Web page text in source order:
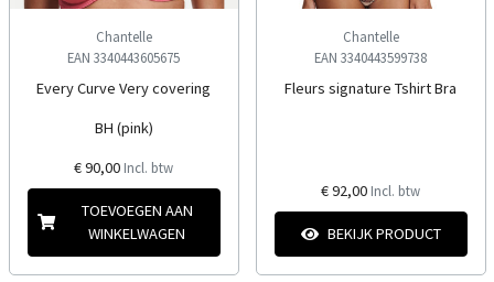
Chantelle
EAN 3340443605675
Every Curve Very covering
BH (pink)
€ 90,00 Incl. btw
TOEVOEGEN AAN
WINKELWAGEN
Chantelle
EAN 3340443599738
Fleurs signature Tshirt Bra
€ 92,00 Incl. btw
BEKIJK PRODUCT